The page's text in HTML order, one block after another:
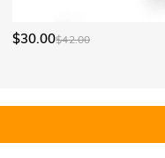
$30.00$42.00